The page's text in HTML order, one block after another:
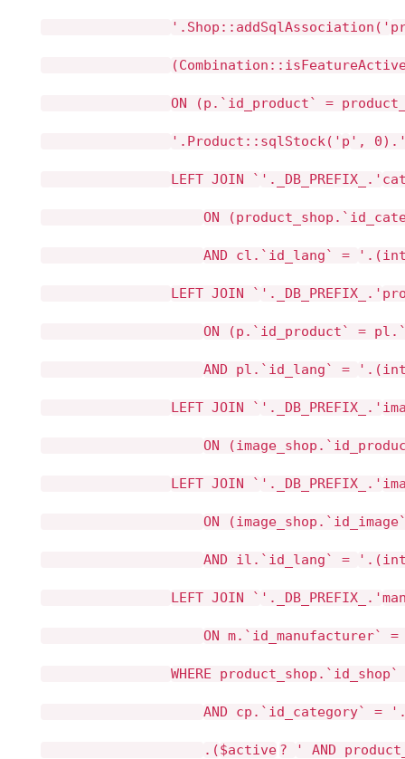
'.Shop::addSqlAssociation('
ON (p.`id_product` =
'.Product::sqlStock(' p ',
LEFT JOIN ` '._DB_PREFIX_.'
ON
AND cl.`id_lang` = '.(int)
LEFT JOIN ` '._DB_PREFIX_.'
ON (p.`id_product` =
AND pl.`id_lang` = '.(int)
LEFT JOIN ` '._DB_PREFIX_.'
ON
LEFT JOIN ` '._DB_PREFIX_.'
ON
AND il.`id_lang` =
LEFT JOIN ` '._DB_PREFIX_.'
ON m.`id_manufacturer`
WHERE
AND cp.`id_category`
.($active ? ' AND